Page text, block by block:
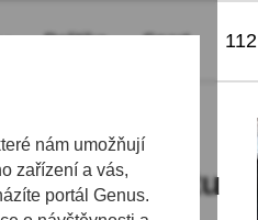
nám umožňují
zařízení a vás,
portál Genus.
Politika Sport 112
Taková je
objektu